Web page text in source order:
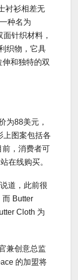
衬衫相差无
种名为
针织材料，
织物，它具
和独特的双
为88美元，
上图案包括各
前，消费者可
在线购买。
道，此前很
而 Butter
Cloth 为
兼创意总监
的加盟将